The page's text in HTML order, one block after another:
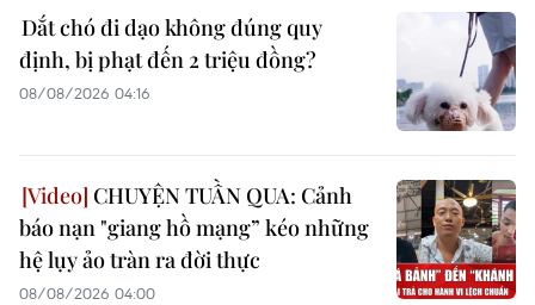
Dắt chó đi dạo không đúng quy
định, bị phạt đến 2 triệu đồng?
08/08/2026 04:16
CHUYỆN TUẦN QUA: Cảnh
báo nạn "giang hồ mạng” kéo những
hệ lụy ảo tràn ra đời thực
08/08/2026 04:00